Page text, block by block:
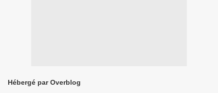
Hébergé par Overblog